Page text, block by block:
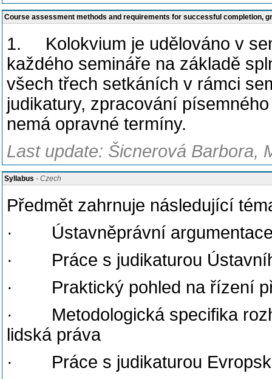
Course assessment methods and requirements for successful completion,
1. Kolokvium je udělováno v
každého semináře na základě
všech třech setkáních v rámci
judikatury, zpracování
nemá opravné termíny.
Last update: Šicnerová Barbora,
Syllabus - Czech
Předmět zahrnuje následující
· Ústavněprávní argumentace
· Práce s judikaturou
· Praktický pohled na řízení
· Metodologická specifika
lidská práva
· Práce s judikaturou